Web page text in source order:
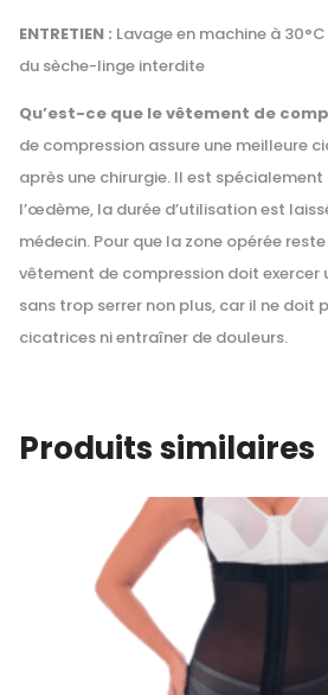
ENTRETIEN : Lavage en machine à
du sèche-linge interdite
Qu’est-ce que le vêtement de
de compression assure une meilleure
après une chirurgie. Il est
l’œdème, la durée d’utilisation est
médecin. Pour que la zone opérée
vêtement de compression doit exercer
sans trop serrer non plus, car il ne doit
cicatrices ni entraîner de douleurs.
Produits similaires